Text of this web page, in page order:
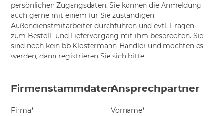
persönlichen Zugangsdaten. Sie können die Anmeldung
auch gerne mit einem für Sie zuständigen
Außendienstmitarbeiter durchführen und evtl. Fragen
zum Bestell- und Liefervorgang mit ihm besprechen. Sie
sind noch kein bb Klostermann-Händler und möchten es
werden, dann registrieren Sie sich bitte.
Firmenstammdaten
Firma*
Ansprechpartner
Vorname*